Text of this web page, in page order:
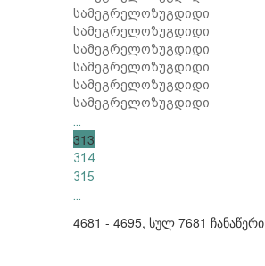
სამეგრელოზუგდიდი
სამეგრელოზუგდიდი
სამეგრელოზუგდიდი
სამეგრელოზუგდიდი
სამეგრელოზუგდიდი
სამეგრელოზუგდიდი
313
314
315
4681 - 4695, სულ 7681 ჩანაწერი